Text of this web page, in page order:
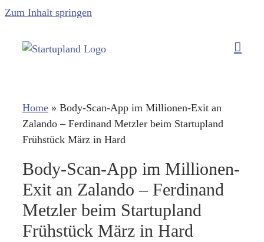
Zum Inhalt springen
Home » Body-Scan-App im Millionen-Exit an
Zalando – Ferdinand Metzler beim Startupland
Frühstück März in Hard
Body-Scan-App im Millionen-
Exit an Zalando – Ferdinand
Metzler beim Startupland
Frühstück März in Hard